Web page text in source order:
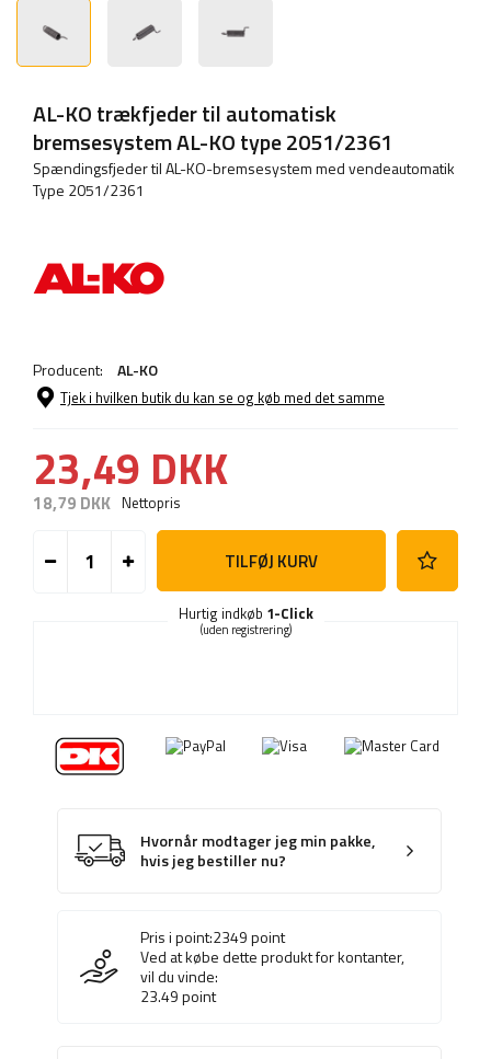
AL-KO trækfjeder til automatisk
bremsesystem AL-KO type 2051/2361
Spændingsfjeder til AL-KO-bremsesystem med vendeautomatik
Type 2051/2361
Producent: AL-KO
Tjek i hvilken butik du kan se og køb med det samme
23,49 DKK
18,79 DKK Nettopris
TILFØJ KURV
Hurtig indkøb 1-Click
(uden registrering)
Hvornår modtager jeg min pakke,
hvis jeg bestiller nu?
Pris i point:2349point
Ved at købe dette produkt for kontanter,
vil du vinde:
23.49point